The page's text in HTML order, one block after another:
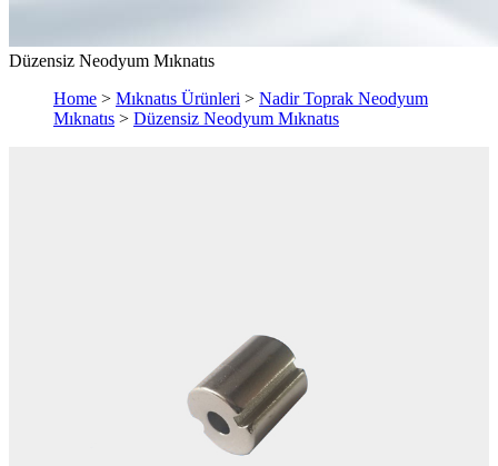
Düzensiz Neodyum Mıknatıs
Home > Mıknatıs Ürünleri > Nadir Toprak Neodyum
Mıknatıs > Düzensiz Neodyum Mıknatıs